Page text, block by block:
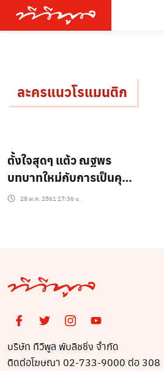
ละครแนวโรแมนติก
ตั้งใจสุดๆ แต้ว ณฐพร
บทบาทใหม่กับการเป็นคุณ
หมอ28 พ.ค. 2561 17:36 น.
บริษัท ทีวีพูล พับลิชชิ่ง จำกัด
ติดต่อโฆษณา 02-733-9000 ต่อ 308